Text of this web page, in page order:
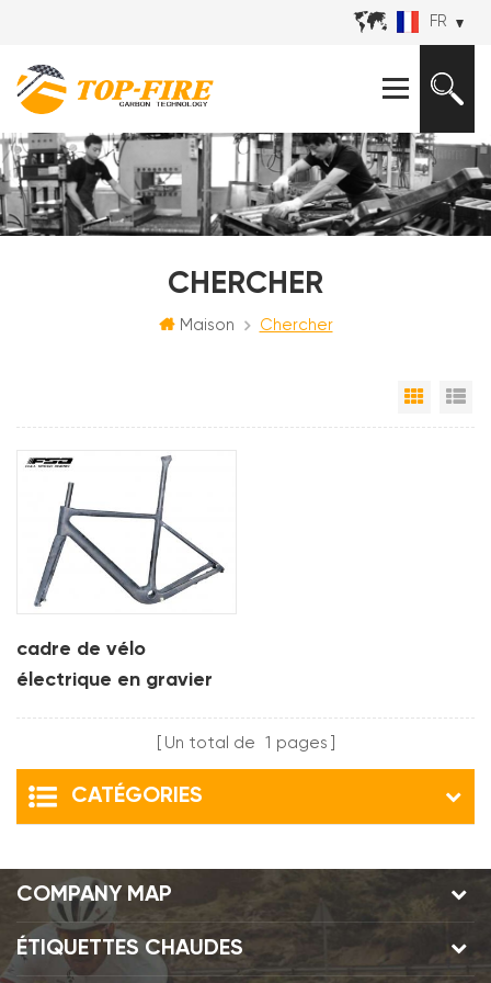
FR
CHERCHER
Maison Chercher
Grille
cadre de vélo
électrique en gravier
moteur de moyeu fsa
et batterie
Un total de 1 pages
CATÉGORIES
COMPANY MAP
ÉTIQUETTES CHAUDES